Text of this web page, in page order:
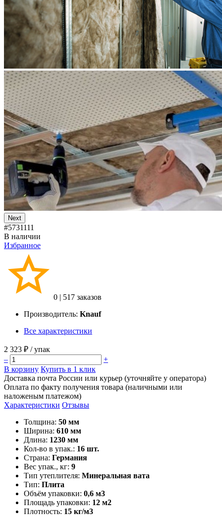
Next
#5731111
В наличии
Избранное
0 | 517 заказов
Производитель: Knauf
Все характеристики
2 323 ₽ / упак
–
+
В корзину Купить в 1 клик
Доставка почта России или курьер (уточняйте у оператора)
Оплата по факту получения товара (наличными или
наложеным платежом)
Характеристики Отзывы
Толщина: 50 мм
Ширина: 610 мм
Длина: 1230 мм
Кол-во в упак.: 16 шт.
Страна: Германия
Вес упак., кг: 9
Тип утеплителя: Минеральная вата
Тип: Плита
Объём упаковки: 0,6 м3
Площадь упаковки: 12 м2
Плотность: 15 кг/м3